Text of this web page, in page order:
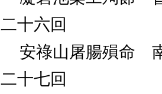
二十六回
安祿山屠腸殞命
二十七回